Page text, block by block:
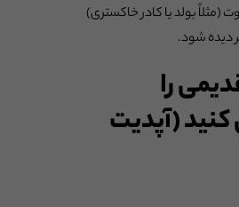
(مثلاً بولد یا کادر خاکستری)
دیده شود.
را
کنید (آپدیت